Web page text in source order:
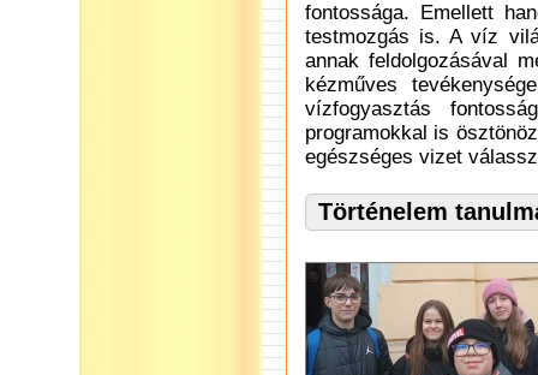
fontossága. Emellett
testmozgás is. A víz
annak feldolgozásával
kézműves
vízfogyasztás
programokkal is
egészséges vizet
Történelem